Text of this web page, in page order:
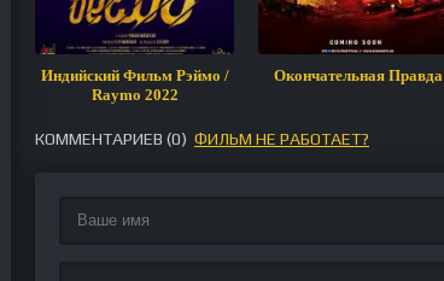
Индийский Фильм Рэймо /
Raymo 2022
Окончательная Правда
КОММЕНТАРИЕВ (0) ФИЛЬМ НЕ РАБОТАЕТ?